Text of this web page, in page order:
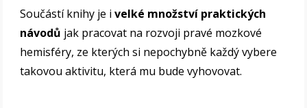
Součástí knihy je ivelké množství praktických
návodů jak pracovat na rozvoji pravé mozkové
hemisféry, ze kterých si nepochybně každý vybere
takovou aktivitu, která mu bude vyhovovat.